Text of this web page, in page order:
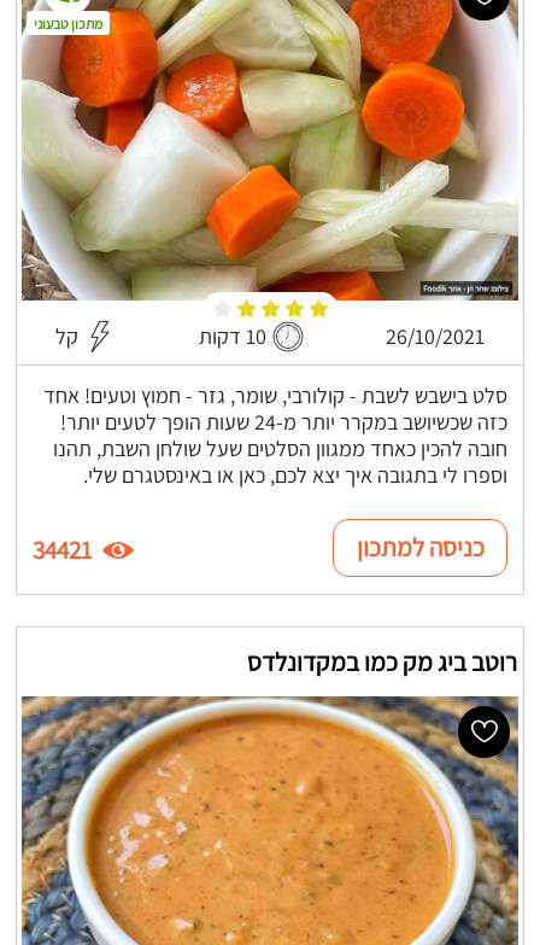
26/10/2021 10 דקות קל
סלט בישבש לשבת - קולורבי, שומר, גזר - חמוץ וטעים! אחד
כזה שכשיושב במקרר יותר מ-24 שעות הופך לטעים יותר!
חובה להכין כאחד ממגוון הסלטים שעל שולחן השבת, תהנו
וספרו לי בתגובה איך יצא לכם, כאן או באינסטגרם שלי.
מתכון טבעוני
כניסה למתכון 34421
רוטב ביג מק כמו במקדונלדס